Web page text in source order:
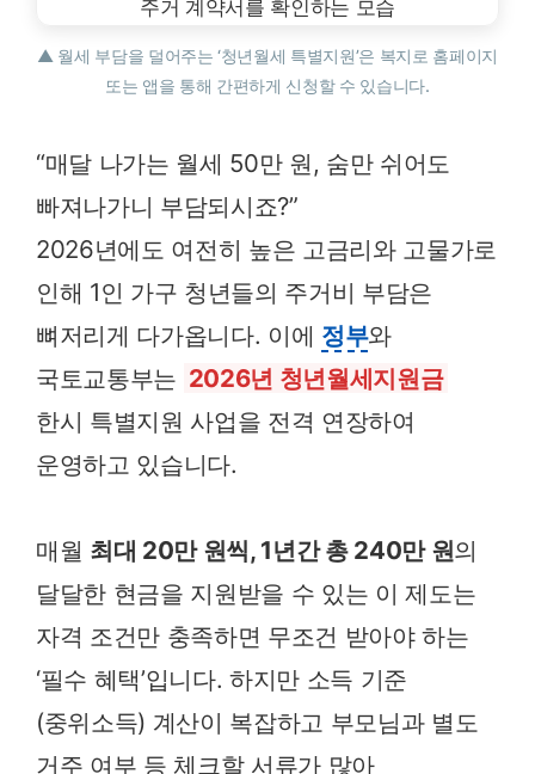
▲ 월세 부담을 덜어주는 ‘청년월세 특별지원’은 복지로 홈페이지
또는 앱을 통해 간편하게 신청할 수 있습니다.
“매달 나가는 월세 50만 원, 숨만 쉬어도
빠져나가니 부담되시죠?”
2026년에도 여전히 높은 고금리와 고물가로
인해 1인 가구 청년들의 주거비 부담은
뼈저리게 다가옵니다. 이에 정부와
국토교통부는 2026년 청년월세지원금
한시 특별지원 사업을 전격 연장하여
운영하고 있습니다.
매월 최대 20만 원씩, 1년간 총 240만 원의
달달한 현금을 지원받을 수 있는 이 제도는
자격 조건만 충족하면 무조건 받아야 하는
‘필수 혜택’입니다. 하지만 소득 기준
(중위소득) 계산이 복잡하고 부모님과 별도
거주 여부 등 체크할 서류가 많아